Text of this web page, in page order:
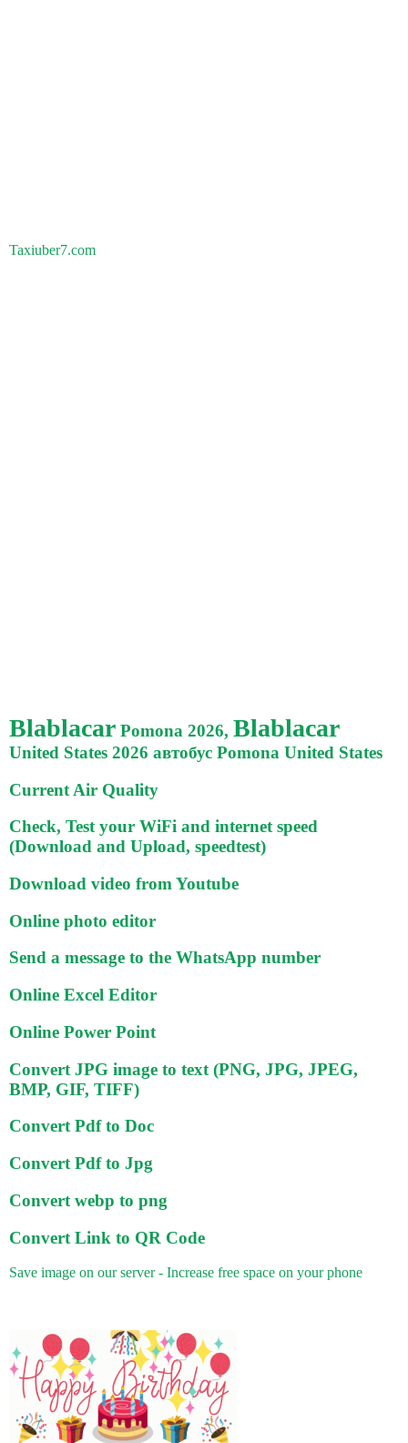
Taxiuber7.com
Blablacar Pomona 2026, Blablacar
United States 2026 автобус Pomona United States
Current Air Quality
Check, Test your WiFi and internet speed
(Download and Upload, speedtest)
Download video from Youtube
Online photo editor
Send a message to the WhatsApp number
Online Excel Editor
Online Power Point
Convert JPG image to text (PNG, JPG, JPEG,
BMP, GIF, TIFF)
Convert Pdf to Doc
Convert Pdf to Jpg
Convert webp to png
Convert Link to QR Code
Save image on our server - Increase free space on your phone